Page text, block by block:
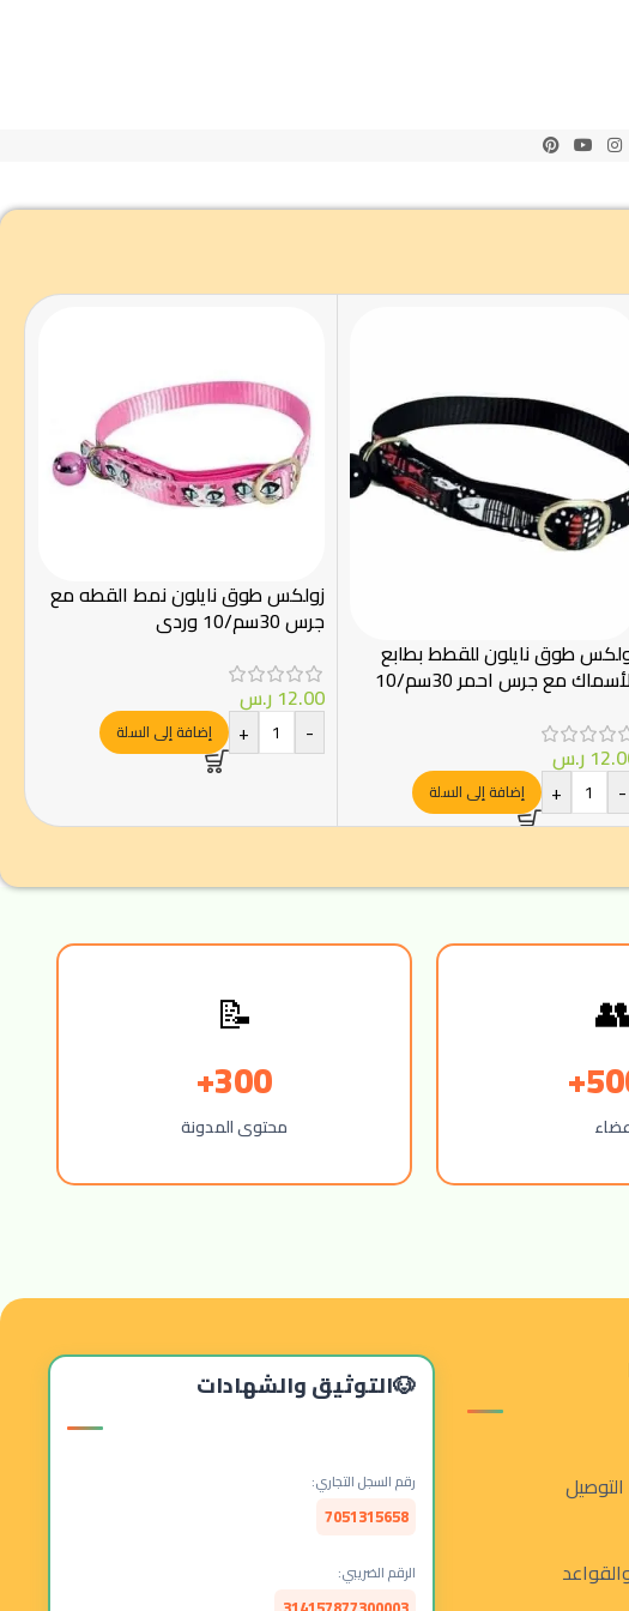
طوق نايلون للقطط بطابع
الأسماك مع جرس احمر 30سم/10
ر.س
-
+ إضافة إلى السلة
زولكس طوق نايلون نمط القطه مع
جرس 30سم/10 وردي
12.00 ر.س
-
+ إضافة إلى السلة
📝
300+
محتوى المدونة
التوثيق والشهادات
رقم السجل التجاري:
7051315658
الرقم الضريبي: